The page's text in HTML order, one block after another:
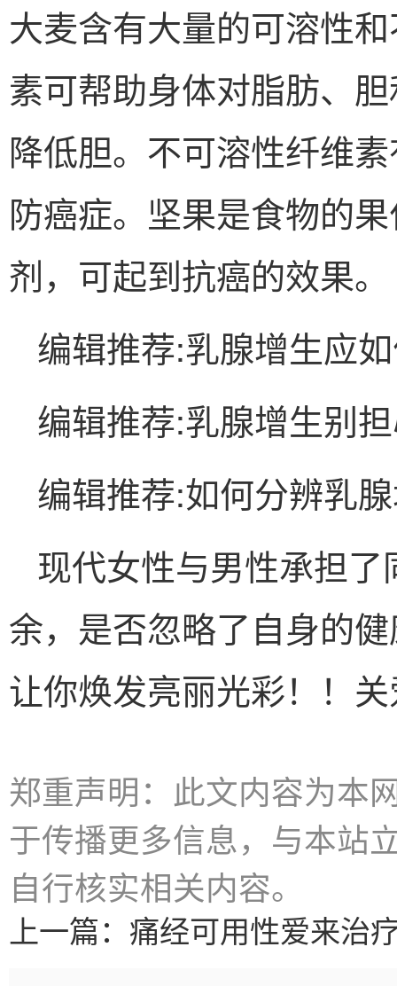
大麦含有大量的可溶性
素可帮助身体对脂肪、
降低胆。不可溶性纤维
防癌症。坚果是食物的
剂，可起到抗癌的效果。
编辑推荐:乳腺增生应
编辑推荐:乳腺增生别
编辑推荐:如何分辨乳
现代女性与男性承担
余，是否忽略了自身的
让你焕发亮丽光彩！！
郑重声明：此文内容为本
于传播更多信息，与本站
自行核实相关内容。
上一篇： 痛经可用性爱来治